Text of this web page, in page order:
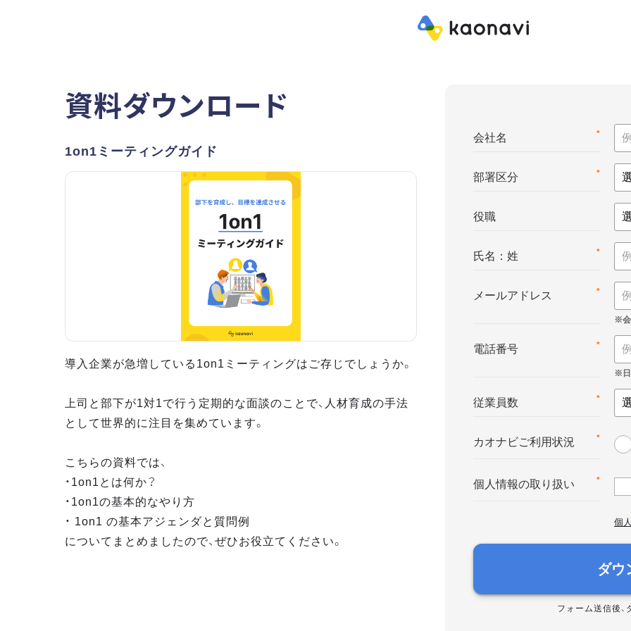
資料ダウンロード
1on1ミーティングガイド
導入企業が急増している1on1ミーティングはご存じでしょうか。
上司と部下が1対1で行う定期的な面談のことで、人材育成の手法
として世界的に注目を集めています。
こちらの資料では、
・1on1とは何か？
・1on1の基本的なやり方
・ 1on1 の基本アジェンダと質問例
についてまとめましたので、ぜひお役立てください。
*
会社名
*
部署区分
役職
*
氏名：姓
*
メールアドレス
*
電話番号
*
従業員数
*
カオナビご利用状況
*
個人情報の取り扱い
個
ダウ
フォーム送信後